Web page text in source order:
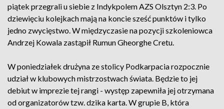
piątek przegrali u siebie z Indykpolem AZS Olsztyn 2:3. Po
dziewięciu kolejkach mają na koncie sześć punktów i tylko
jedno zwycięstwo. W międzyczasie na pozycji szkoleniowca
Andrzej Kowala zastąpił Rumun Gheorghe Cretu.
W poniedziałek drużyna ze stolicy Podkarpacia rozpocznie
udział w klubowych mistrzostwach świata. Będzie to jej
debiut w imprezie tej rangi - występ zapewniła jej otrzymana
od organizatorów tzw. dzika karta. W grupie B, która